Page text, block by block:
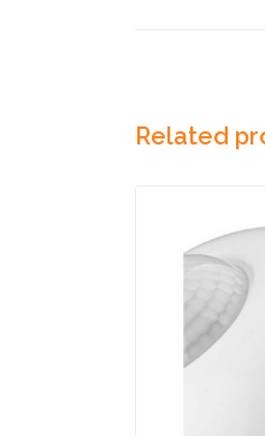
Related